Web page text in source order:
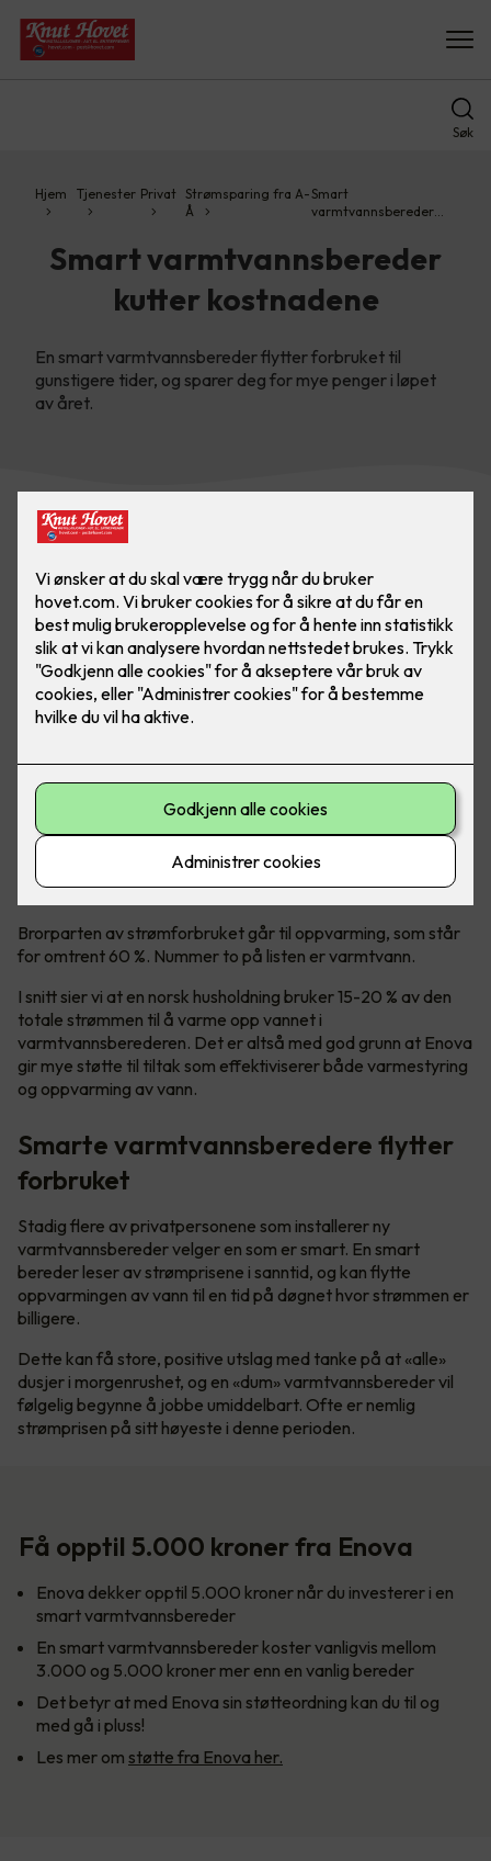
Søk
Hjem Tjenester Privat Strømsparing fra A-
Å
Smart
varmtvannsbereder…
Smart varmtvannsbereder
kutter kostnadene
En smart varmtvannsbereder flytter forbruket til
gunstigere tider, og sparer deg for mye penger i løpet
av året.
Styring av «dumme varmtvannsberedere» har blitt en
naturlig del av smart strømsparing.
Varmtvann er nummer to på
kostnadslisten
Brorparten av strømforbruket går til oppvarming, som står
for omtrent 60 %. Nummer to på listen er varmtvann.
I snitt sier vi at en norsk husholdning bruker 15-20 % av den
totale strømmen til å varme opp vannet i
varmtvannsberederen. Det er altså med god grunn at Enova
gir mye støtte til tiltak som effektiviserer både varmestyring
og oppvarming av vann.
Smarte varmtvannsberedere flytter
forbruket
Stadig flere av privatpersonene som installerer ny
varmtvannsbereder velger en som er smart. En smart
bereder leser av strømprisene i sanntid, og kan flytte
oppvarmingen av vann til en tid på døgnet hvor strømmen er
billigere.
Dette kan få store, positive utslag med tanke på at «alle»
dusjer i morgenrushet, og en «dum» varmtvannsbereder vil
følgelig begynne å jobbe umiddelbart. Ofte er nemlig
strømprisen på sitt høyeste i denne perioden.
Få opptil 5.000 kroner fra Enova
Enova dekker opptil 5.000 kroner når du investerer i en
smart varmtvannsbereder
En smart varmtvannsbereder koster vanligvis mellom
3.000 og 5.000 kroner mer enn en vanlig bereder
Det betyr at med Enova sin støtteordning kan du til og
med gå i pluss!
Les mer om støtte fra Enova her.